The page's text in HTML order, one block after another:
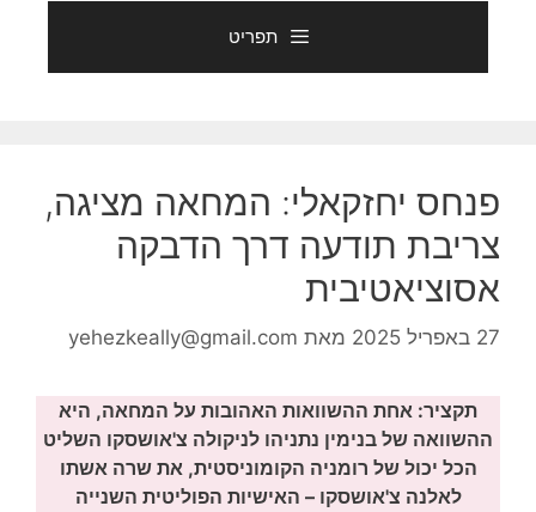
תפריט
פנחס יחזקאלי: המחאה מציגה,
צריבת תודעה דרך הדבקה
אסוציאטיבית
27 באפריל 2025 מאת yehezkeally@gmail.com
תקציר: אחת ההשוואות האהובות על המחאה, היא
ההשוואה של בנימין נתניהו לניקולה צ'אושסקו השליט
הכל יכול של רומניה הקומוניסטית, את שרה אשתו
לאלנה צ'אושסקו – האישיות הפוליטית השנייה